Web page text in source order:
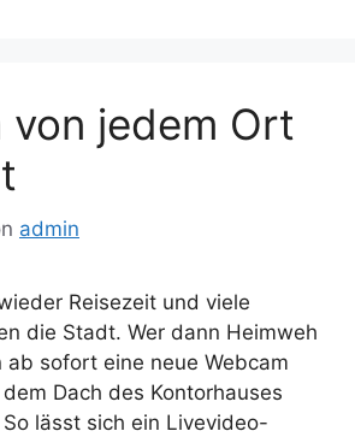
von jedem Ort
admin
Reisezeit und viele
die Stadt. Wer dann Heimweh
ab sofort eine neue Webcam
Dach des Kontorhauses
lässt sich ein Livevideo-